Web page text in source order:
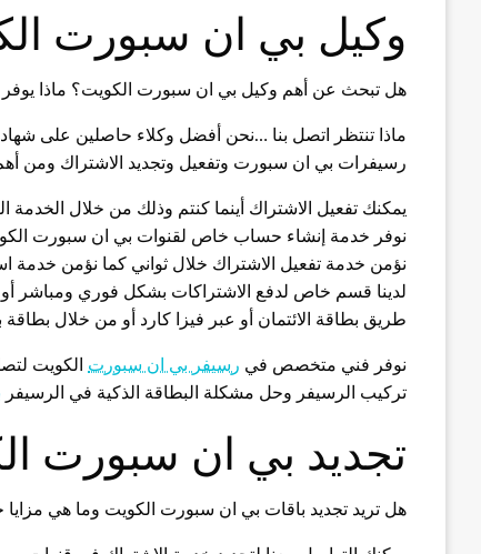
وكيل بي ان سبورت
هل تبحث عن أهم وكيل بي ان سبورت الكويت؟ ماذا
ماذا تنتظر اتصل بنا …نحن أفضل وكلاء حاصلين على
رسيفرات بي ان سبورت وتفعيل وتجديد الاشتراك ومن
يمكنك تفعيل الاشتراك أينما كنتم وذلك من خلال الخدمة
نوفر خدمة إنشاء حساب خاص لقنوات بي ان سبورت
نؤمن خدمة تفعيل الاشتراك خلال ثواني كما نؤمن خدمة
لدينا قسم خاص لدفع الاشتراكات بشكل فوري ومباشر
طريق بطاقة الائتمان أو عبر فيزا كارد أو من خلال بطاقة
نوفر فني متخصص في رسيفر بي ان سبورت الكويت
تركيب الرسيفر وحل مشكلة البطاقة الذكية في الرسيفر
تجديد بي ان سبورت
هل تريد تجديد باقات بي ان سبورت الكويت وما هي